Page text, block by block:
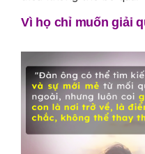
Vì họ chỉ muốn giải